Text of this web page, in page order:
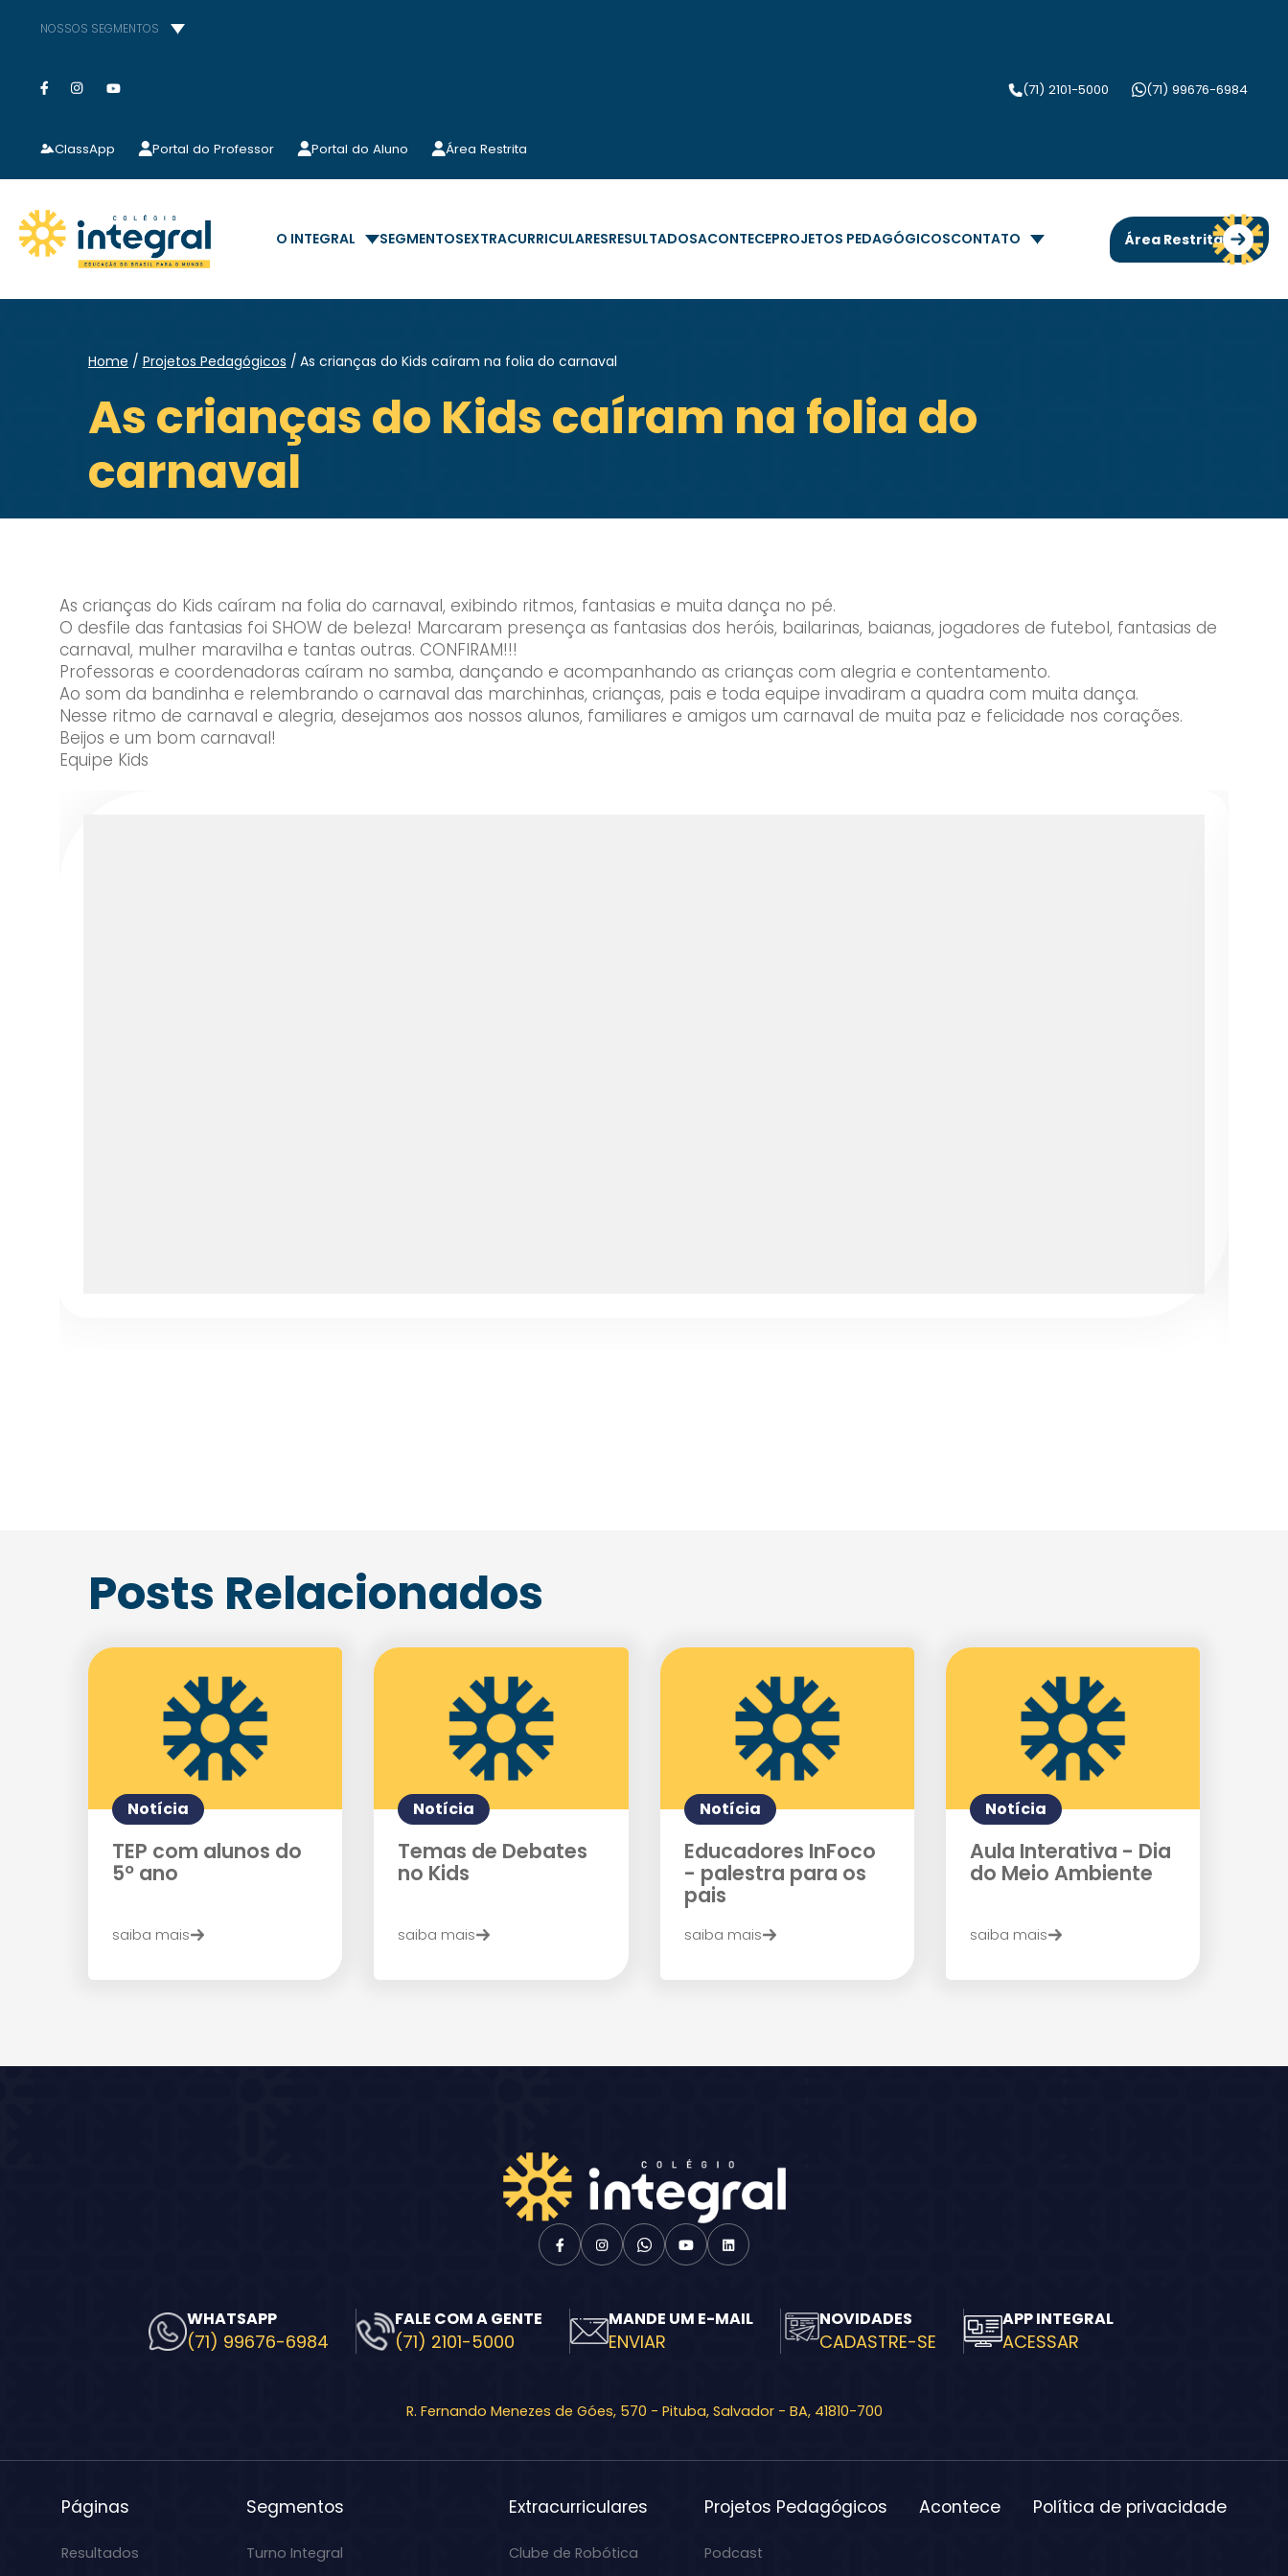
NOSSOS SEGMENTOS
ClassApp Portal do Professor Portal do Aluno Área Restrita
(71) 2101-5000 (71) 99676-6984
O INTEGRAL SEGMENTOSEXTRACURRICULARESRESULTADOSACONTECEPROJETOS PEDAGÓGICOSCONTATO Área Restrita
Home Projetos Pedagógicos As crianças do Kids caíram na folia do carnaval
As crianças do Kids caíram na folia do
carnaval
As crianças do Kids caíram na folia do carnaval, exibindo ritmos, fantasias e muita dança no pé.
O desfile das fantasias foi SHOW de beleza! Marcaram presença as fantasias dos heróis, bailarinas, baianas, jogadores de futebol, fantasias de
carnaval, mulher maravilha e tantas outras. CONFIRAM!!!
Professoras e coordenadoras caíram no samba, dançando e acompanhando as crianças com alegria e contentamento.
Ao som da bandinha e relembrando o carnaval das marchinhas, crianças, pais e toda equipe invadiram a quadra com muita dança.
Nesse ritmo de carnaval e alegria, desejamos aos nossos alunos, familiares e amigos um carnaval de muita paz e felicidade nos corações.
Beijos e um bom carnaval!
Equipe Kids
Posts Relacionados
Notícia
TEP com alunos do
5º ano
saiba mais
Notícia
Temas de Debates
no Kids
saiba mais
Notícia
Educadores InFoco
- palestra para os
pais
saiba mais
Notícia
Aula Interativa - Dia
do Meio Ambiente
saiba mais
WHATSAPP
(71) 99676-6984
FALE COM A GENTE
(71) 2101-5000
MANDE UM E-MAIL
ENVIAR
NOVIDADES
CADASTRE-SE
APP INTEGRAL
ACESSAR
R. Fernando Menezes de Góes, 570 - Pituba, Salvador - BA, 41810-700
Páginas
Resultados
Segmentos
Turno Integral
Extracurriculares
Clube de Robótica
Projetos Pedagógicos
Podcast
Acontece Política de privacidade